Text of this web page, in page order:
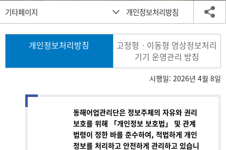
인
페
이
동
기타페이지 개인정보처리방침
하
기
개인정보처리방침
고정형ㆍ이동형 영상정보처리
기기 운영관리 방침
시행일: 2026년 4월 8일
동해어업관리단은 정보주체의 자유와 권리
보호를 위해 「개인정보 보호법」 및 관계
법령이 정한 바를 준수하여, 적법하게 개인
정보를 처리하고 안전하게 관리하고 있습니